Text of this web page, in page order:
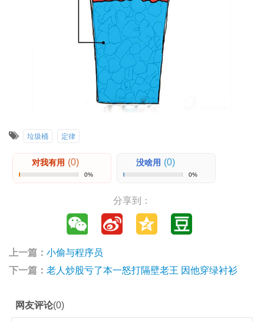
垃圾桶 定律
对我有用 (0)
0%
没啥用 (0)
0%
分享到：
上一篇： 小偷与程序员
下一篇： 老人炒股亏了本一怒打隔壁老王 因他穿绿衬衫